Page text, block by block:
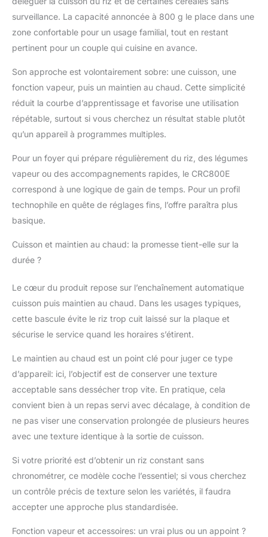
pouvez préparer
rapidement un repas
complet. Imaginez du
des légumes cuits à la
vapeur et des viandes
simultanément. FACILE
À UTILISER : Il suffit
d'ajouter de l'eau et le
cuiseur de riz fait le
reste automatiquement
grâce au maintien au
réglages de cuisson,
ainsi qu'aux voyants
lumineux qui
sur la cuisson.
sont parfaitement
cuites, l'appareil passe
automatiquement en
mode Warm, gardant
prêts à être servis, pour
votre convenance. UN
DESIGN ÉLÉGANT : La
forme carrée élégante
et la finition en acier
apportent une touche
plan de travail de
cuisine. Les poignées
chromées restent
une manipulation en
surveillance. La capacité annoncée à 800 g le place dans une
zone confortable pour un usage familial, tout en restant
pertinent pour un couple qui cuisine en avance.
Son approche est volontairement sobre: une cuisson, une
fonction vapeur, puis un maintien au chaud. Cette simplicité
réduit la courbe d’apprentissage et favorise une utilisation
répétable, surtout si vous cherchez un résultat stable plutôt
qu’un appareil à programmes multiples.
Pour un foyer qui prépare régulièrement du riz, des légumes
vapeur ou des accompagnements rapides, le CRC800E
correspond à une logique de gain de temps. Pour un profil
technophile en quête de réglages fins, l’offre paraîtra plus
basique.
Cuisson et maintien au chaud: la promesse tient-elle sur la
durée ?
Le cœur du produit repose sur l’enchaînement automatique
cuisson puis maintien au chaud. Dans les usages typiques,
cette bascule évite le riz trop cuit laissé sur la plaque et
sécurise le service quand les horaires s’étirent.
Le maintien au chaud est un point clé pour juger ce type
d’appareil: ici, l’objectif est de conserver une texture
acceptable sans dessécher trop vite. En pratique, cela
convient bien à un repas servi avec décalage, à condition de
ne pas viser une conservation prolongée de plusieurs heures
avec une texture identique à la sortie de cuisson.
Si votre priorité est d’obtenir un riz constant sans
chronométrer, ce modèle coche l’essentiel; si vous cherchez
un contrôle précis de texture selon les variétés, il faudra
accepter une approche plus standardisée.
Fonction vapeur et accessoires: un vrai plus ou un appoint ?